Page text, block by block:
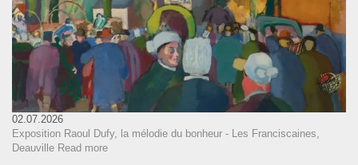
02.07.2026
Exposition Raoul Dufy, la mélodie du bonheur - Les Franciscaines,
Deauville Read more